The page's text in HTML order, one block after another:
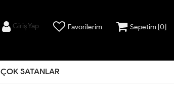
Giriş Yap Favorilerim Sepetim [0]
ÇOK SATANLAR